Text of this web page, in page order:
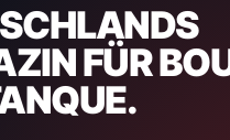
FÜR